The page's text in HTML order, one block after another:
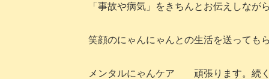
「事故や病気」をきちんとお伝えしなが
笑顔のにゃんにゃんとの生活を送っても
メンタルにゃんケア 頑張ります。続